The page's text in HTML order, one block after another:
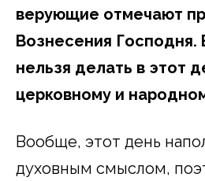
верующие отмечают
Вознесения Господня.
нельзя делать в этот
церковному и
Вообще, этот день
духовным смыслом,